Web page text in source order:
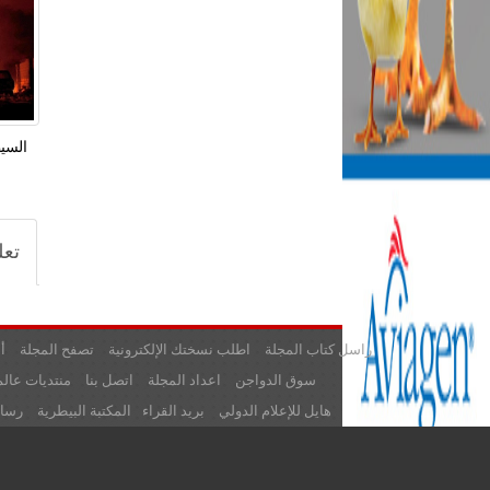
تصفح المجلة اطلب نسختك الإلكترونية
راسل كتاب المجلة
منتديات
اتصل بنا اعداد المجلة
سوق الدواجن
المكتبة البيطرية بريد القراء هايل للإعلام الدولي